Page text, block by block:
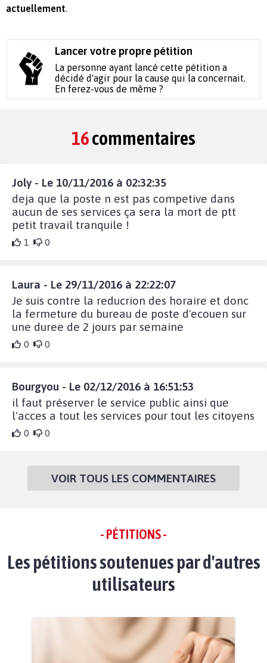
actuellement.
Lancer votre propre pétition
La personne ayant lancé cette pétition a
décidé d'agir pour la cause qui la concernait.
En ferez-vous de même ?
16commentaires
Joly - Le 10/11/2016 à 02:32:35
deja que la poste n est pas competive dans
aucun de ses services ça sera la mort de ptt
petit travail tranquile !
1 0
Laura - Le 29/11/2016 à 22:22:07
Je suis contre la reducrion des horaire et donc
la fermeture du bureau de poste d'ecouen sur
une duree de 2 jours par semaine
0 0
Bourgyou - Le 02/12/2016 à 16:51:53
il faut préserver le service public ainsi que
l'acces a tout les services pour tout les citoyens
0 0
VOIR TOUS LES COMMENTAIRES
- PÉTITIONS -
Les pétitions soutenues par d'autres
utilisateurs